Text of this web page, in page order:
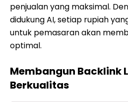
penjualan yang maksimal.
didukung AI, setiap rupiah
untuk pemasaran akan
optimal.
Membangun Backlink
Berkualitas